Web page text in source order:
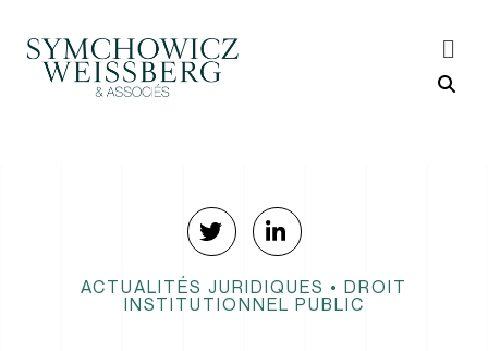
ACTUALITÉS JURIDIQUES • DROIT
INSTITUTIONNEL PUBLIC